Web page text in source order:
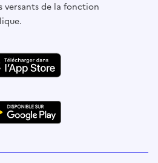
versants de la fonction